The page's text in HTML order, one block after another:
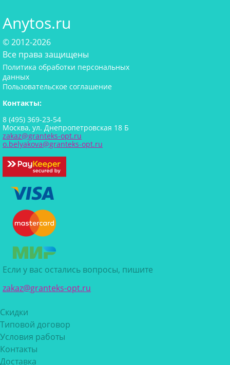
Anytos.ru
© 2012-2026
Все права защищены
Политика обработки персональных
данных
Пользовательское соглашение
Контакты:
8 (495) 369-23-54
Москва, ул. Днепропетровская 18 Б
zakaz@granteks-opt.ru
o.belyakova@granteks-opt.ru
Если у вас остались вопросы, пишите
zakaz@granteks-opt.ru
Скидки
Типовой договор
Условия работы
Контакты
Доставка